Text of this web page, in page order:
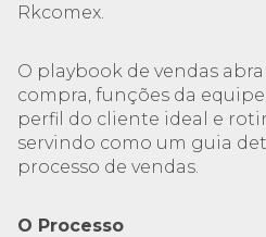
Rkcomex.
O playbook de vendas
compra, funções da
perfil do cliente ideal e
servindo como um guia
processo de vendas.
O Processo